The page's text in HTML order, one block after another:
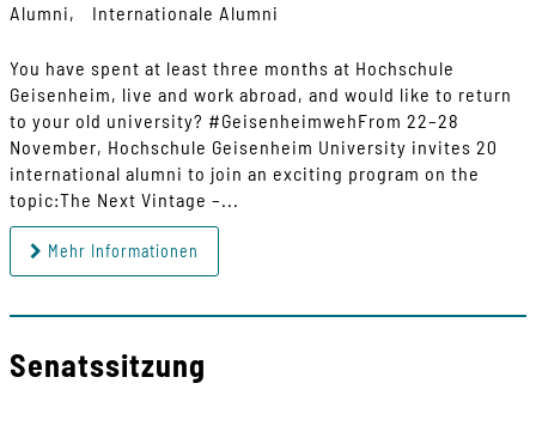
Alumni
Internationale Alumni
You have spent at least three months at Hochschule
Geisenheim, live and work abroad, and would like to return
to your old university? #GeisenheimwehFrom 22–28
November, Hochschule Geisenheim University invites 20
international alumni to join an exciting program on the
topic:The Next Vintage –...
Mehr Informationen
Senatssitzung